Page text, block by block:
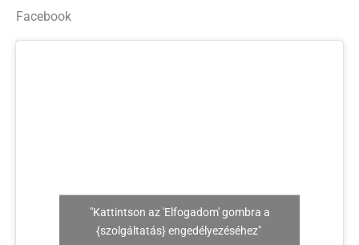
Facebook
"Kattintson az 'Elfogadom' gombra a
{szolgáltatás} engedélyezéséhez"